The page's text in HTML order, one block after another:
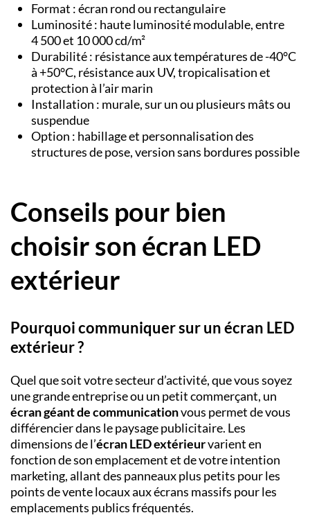
Format : écran rond ou rectangulaire
Luminosité : haute luminosité modulable, entre
4 500 et 10 000 cd/m²
Durabilité : résistance aux températures de -40°C
à +50°C, résistance aux UV, tropicalisation et
protection à l’air marin
Installation : murale, sur un ou plusieurs mâts ou
suspendue
Option : habillage et personnalisation des
structures de pose, version sans bordures possible
Conseils pour bien
choisir son écran LED
extérieur
Pourquoi communiquer sur un écran LED
extérieur ?
Quel que soit votre secteur d’activité, que vous soyez
une grande entreprise ou un petit commerçant, un
écran géant de communicationvous permet de vous
différencier dans le paysage publicitaire. Les
dimensions de l’écran LED extérieurvarient en
fonction de son emplacement et de votre intention
marketing, allant des panneaux plus petits pour les
points de vente locaux aux écrans massifs pour les
emplacements publics fréquentés.